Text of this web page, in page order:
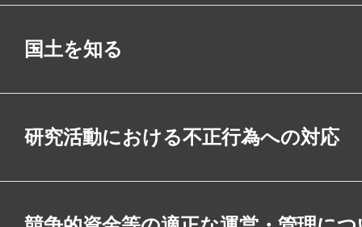
国土を知る
研究活動における不正行為への対応